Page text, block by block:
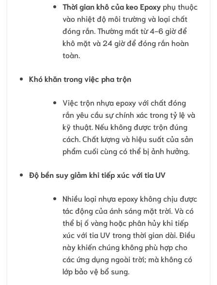
Thời gian khô của keo Epoxyphụ thuộc
vào nhiệt độ môi trường và loại chất
đóng rắn. Thường mất từ 4-6 giờ để
khô mặt và 24 giờ để đóng rắn hoàn
toàn.
Khó khăn trong việc pha trộn
Việc trộn nhựa epoxy với chất đóng
rắn yêu cầu sự chính xác trong tỷ lệ và
kỹ thuật. Nếu không được trộn đúng
cách. Chất lượng và hiệu suất của sản
phẩm cuối cùng có thể bị ảnh hưởng.
Độ bền suy giảm khi tiếp xúc với tia UV
Nhiều loại nhựa epoxy không chịu được
tác động của ánh sáng mặt trời. Và có
thể bị ố vàng hoặc phân hủy khi tiếp
xúc với tia UV trong thời gian dài. Điều
này khiến chúng không phù hợp cho
các ứng dụng ngoài trời; mà không có
lớp bảo vệ bổ sung.